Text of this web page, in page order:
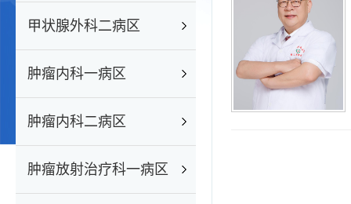
甲状腺外科二病区
肿瘤内科一病区
肿瘤内科二病区
肿瘤放射治疗科一病区